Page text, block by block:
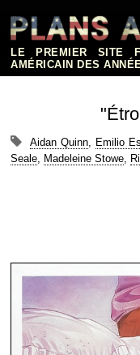
contenu
LE PREMIER SITE
AMÉRICAIN DES
Aidan Quinn, Emilio
Seale, Madeleine Stowe,